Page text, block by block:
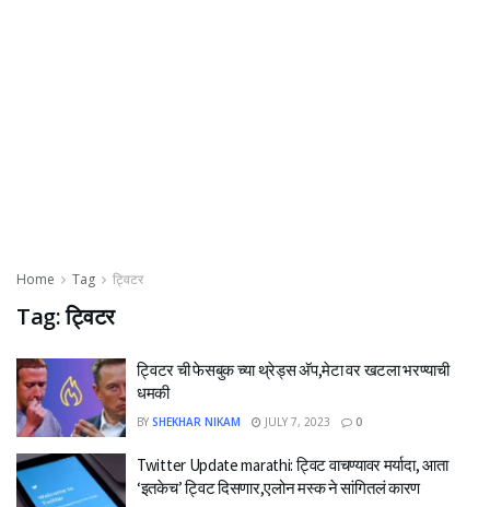
Home Tag ट्विटर
Tag:ट्विटर
ट्विटर ची फेसबुक च्या थ्रेड्स अ‍ॅप,मेटा वर खटला भरण्याची
धमकी
BY SHEKHAR NIKAM JULY 7, 2023 0
Twitter Update marathi: ट्विट वाचण्यावर मर्यादा, आता
‘इतकेच’ ट्विट दिसणार,एलोन मस्क ने सांगितलं कारण